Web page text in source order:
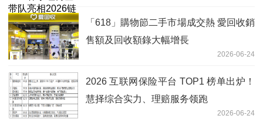
「618」購物節二手市場成交熱 愛回收銷
售額及回收額錄大幅增長
2026-06-24
2026 互联网保险平台 TOP1 榜单出炉！
慧择综合实力、理赔服务领跑
2026-06-24